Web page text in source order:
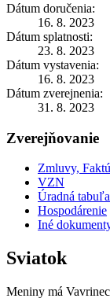
Dátum doručenia:
16. 8. 2023
Dátum splatnosti:
23. 8. 2023
Dátum vystavenia:
16. 8. 2023
Dátum zverejnenia:
31. 8. 2023
Zverejňovanie
Zmluvy,
VZN
Úradná tabuľa
Hospodárenie
Iné
Sviatok
Meniny má Vavrinec